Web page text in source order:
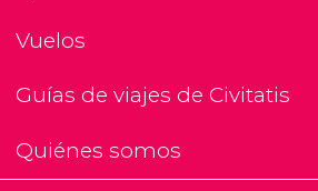
Vuelos
Guías de viajes de Civitatis
Quiénes somos